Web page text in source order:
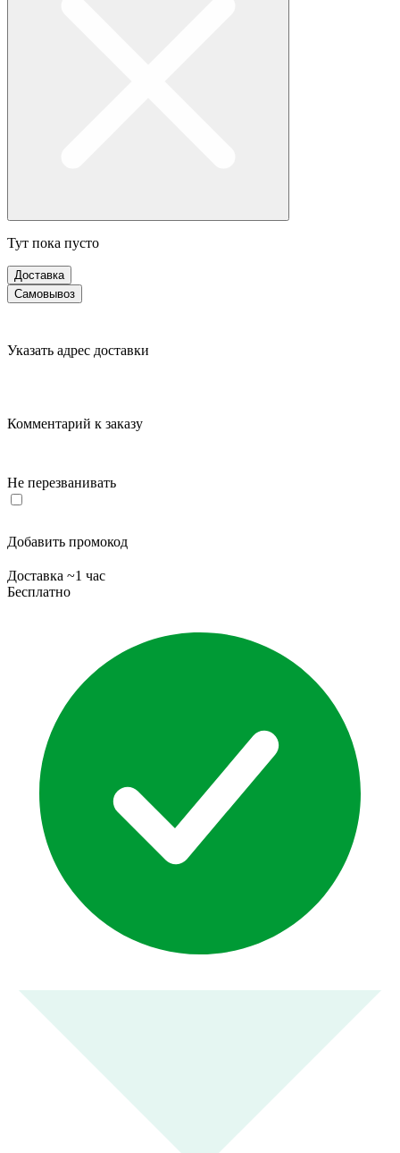
Тут пока пусто
Доставка
Самовывоз
Указать адрес доставки
Комментарий к заказу
Не перезванивать
Добавить промокод
Доставка ~1 час
Бесплатно